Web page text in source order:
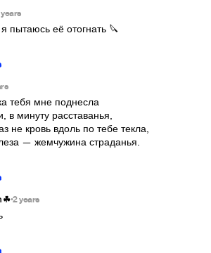
я пытаюсь её отогнать 🔪
тебя мне поднесла
в минуту расставанья,
не кровь вдоль по тебе текла,
— жемчужина страданья.
︎☘•2 years